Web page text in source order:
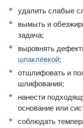
удалить слабые
вымыть и
задача;
выровнять
шпаклёвкой;
отшлифовать и
шлифования;
нанести
основание или
соблюдать